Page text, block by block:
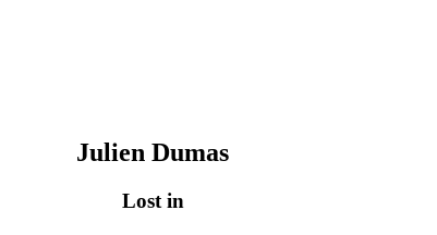
Julien Dumas
Lost in